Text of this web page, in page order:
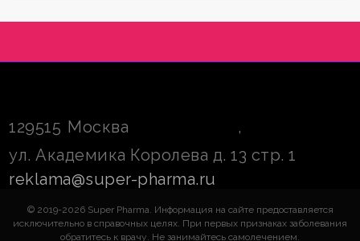
129515 Москва
,
ул. Академика Королева д. 13 стр. 1
reklama@super-pharma.ru
© 2019-2026 Super Pharma. Информация на сайте предоставляется
исключительно в справочных целях. При первых признаках заболевания
обратитесь к врачу. Не занимайтесь самолечением.